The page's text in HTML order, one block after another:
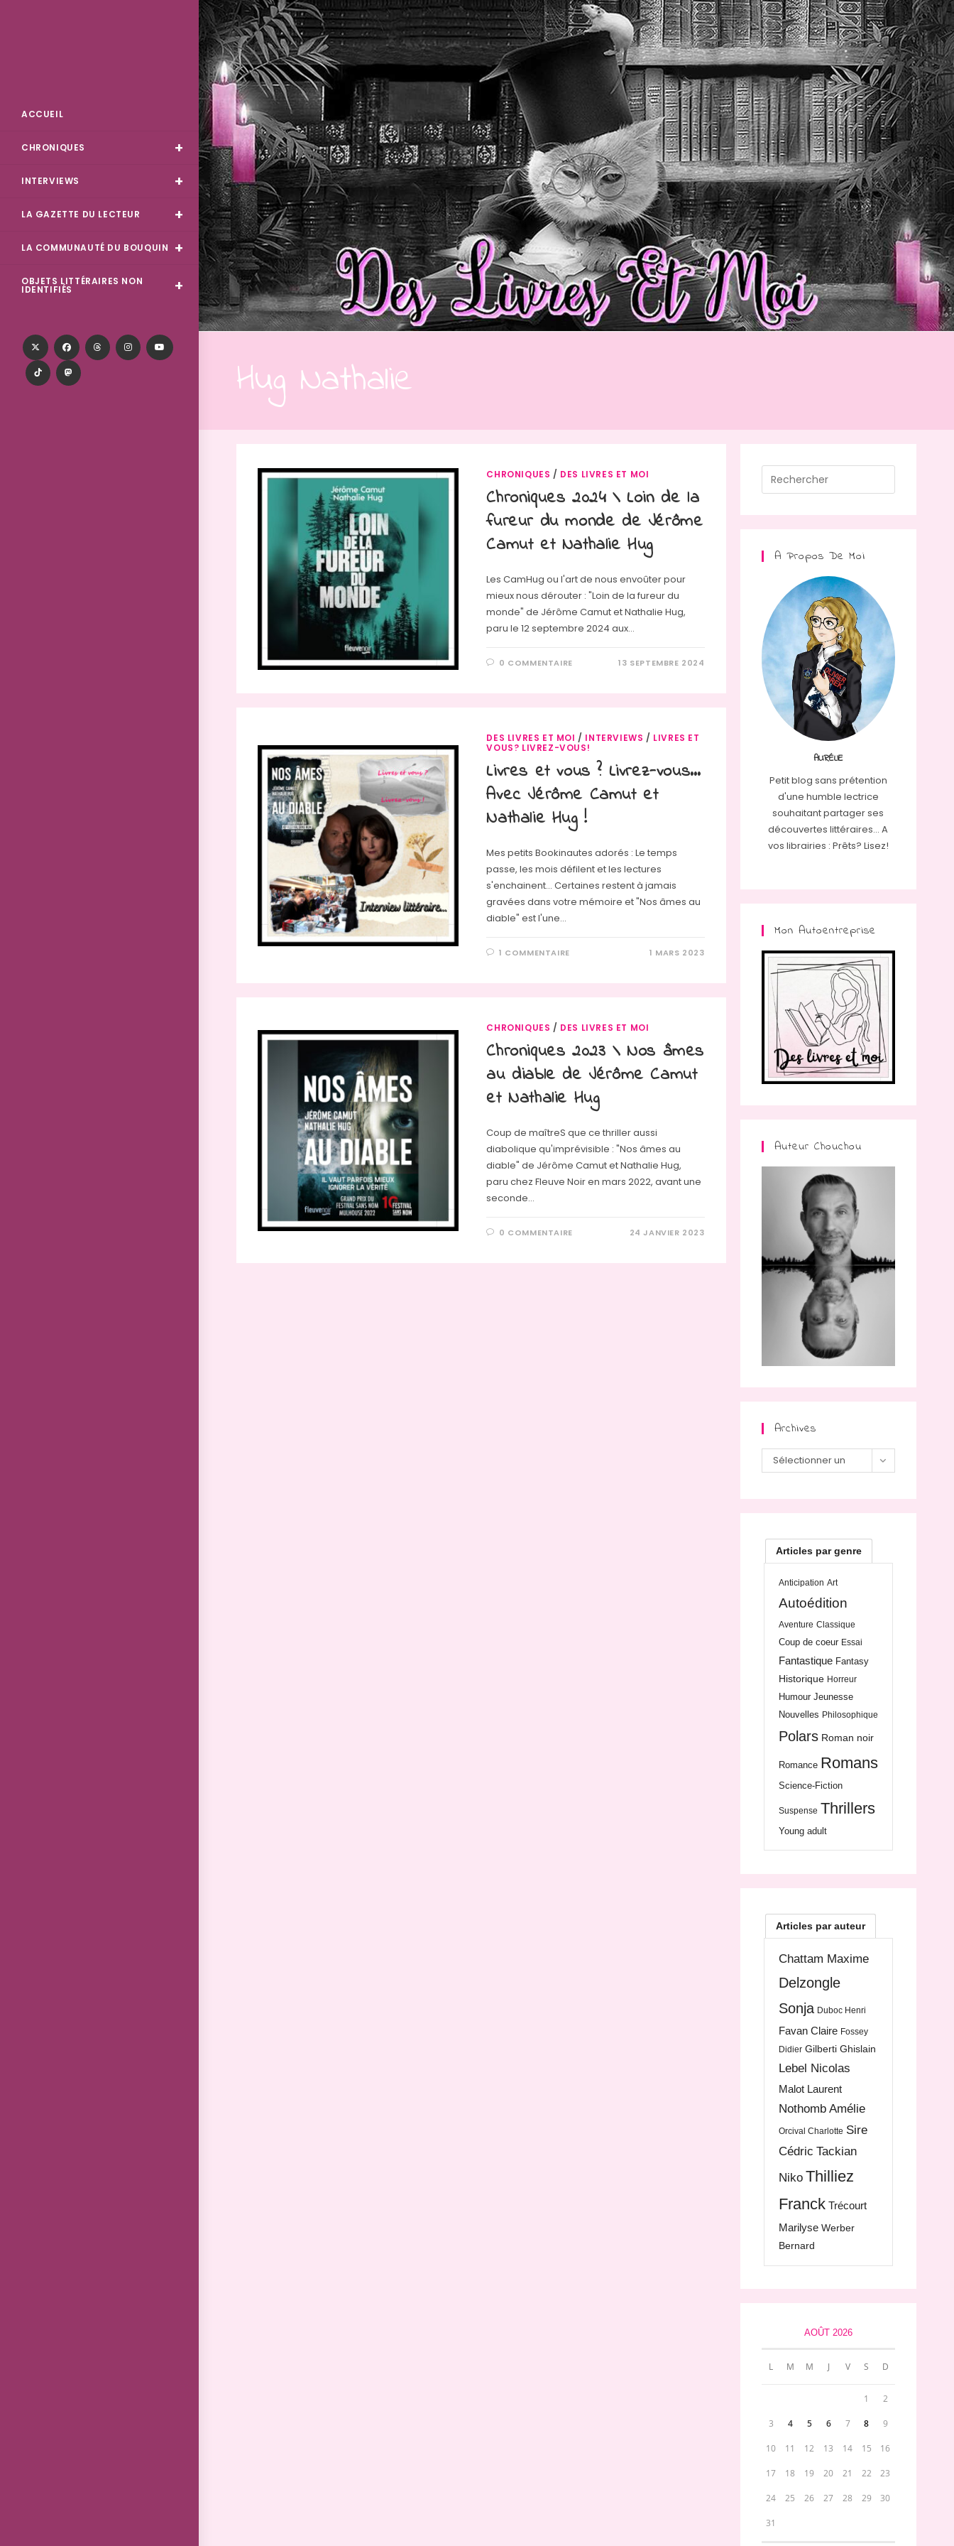
Skip
to
content
ACCUEIL
CHRONIQUES
INTERVIEWS
LA GAZETTE DU LECTEUR
LA COMMUNAUTÉ DU BOUQUIN
OBJETS LITTÉRAIRES NON
IDENTIFIÉS
Hug Nathalie
CHRONIQUES / DES LIVRES ET MOI
Chroniques 2024 \ Loin de la
fureur du monde de Jérôme
Camut et Nathalie Hug
Les CamHug ou l'art de nous envoûter pour
mieux nous dérouter : "Loin de la fureur du
monde" de Jérôme Camut et Nathalie Hug,
paru le 12 septembre 2024 aux…
0 COMMENTAIRE 13 SEPTEMBRE 2024
DES LIVRES ET MOI / INTERVIEWS / LIVRES ET
VOUS? LIVREZ-VOUS!
Livres et vous ? Livrez-vous…
Avec Jérôme Camut et
Nathalie Hug !
Mes petits Bookinautes adorés : Le temps
passe, les mois défilent et les lectures
s'enchainent... Certaines restent à jamais
gravées dans votre mémoire et "Nos âmes au
diable" est l'une…
1 COMMENTAIRE 1 MARS 2023
CHRONIQUES / DES LIVRES ET MOI
Chroniques 2023 \ Nos âmes
au diable de Jérôme Camut
et Nathalie Hug
Coup de maîtreS que ce thriller aussi
diabolique qu'imprévisible : "Nos âmes au
diable" de Jérôme Camut et Nathalie Hug,
paru chez Fleuve Noir en mars 2022, avant une
seconde…
0 COMMENTAIRE 24 JANVIER 2023
Escape
A Propos De Moi
AURÉLIE
Petit blog sans prétention
d'une humble lectrice
souhaitant partager ses
découvertes littéraires... A
vos librairies : Prêts? Lisez!
Mon Autoentreprise
Auteur Chouchou
Archives
Archives
Sélectionner un
Articles par genre
Anticipation Art
Autoédition
Aventure Classique
Coup de coeur Essai
Fantastique Fantasy
Historique Horreur
Humour Jeunesse
Nouvelles Philosophique
Polars Roman noir
Romance Romans
Science-Fiction
Suspense Thrillers
Young adult
Articles par auteur
Chattam Maxime
Delzongle
Sonja Duboc Henri
Favan Claire Fossey
Didier Gilberti Ghislain
Lebel Nicolas
Malot Laurent
Nothomb Amélie
Orcival Charlotte Sire
Cédric Tackian
Niko Thilliez
Franck Trécourt
Marilyse Werber
Bernard
AOÛT 2026
L M M J V S D
1 2
3 4 5 6 7 8 9
10 11 12 13 14 15 16
17 18 19 20 21 22 23
24 25 26 27 28 29 30
31